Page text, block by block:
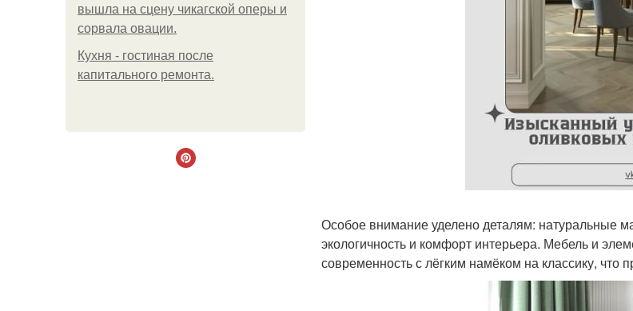
вышла на сцену чикагской оперы и
сорвала овации.
Кухня - гостиная после
капитального ремонта.
Особое внимание уделено деталям: натуральные
экологичность и комфорт интерьера. Мебель и
современность с лёгким намёком на классику, что